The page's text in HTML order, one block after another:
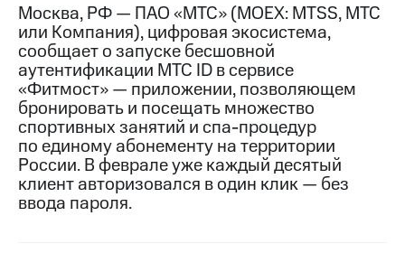
Контакты
Медиа-центр
Пресс-
релизы
МТС
о технологиях
Достижения
Москва, РФ — ПАО «МТС» (MOEX: MTSS, МТС
или Компания), цифровая экосистема,
сообщает о запуске бесшовной
аутентификации МТС ID в сервисе
«Фитмост» — приложении, позволяющем
бронировать и посещать множество
спортивных занятий и спа-процедур
по единому абонементу на территории
России. В феврале уже каждый десятый
клиент авторизовался в один клик — без
ввода пароля.